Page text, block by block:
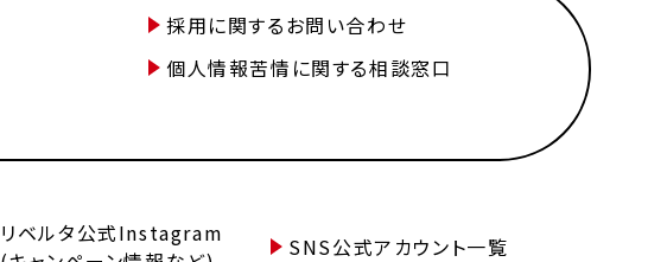
採用に関するお問い合わせ
個人情報苦情に関する相談窓口
リベルタ公式Instagram
SNS公式アカウント一覧